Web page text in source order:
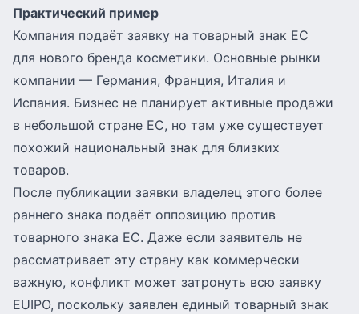
Практический пример
Компания подаёт заявку на товарный знак ЕС
для нового бренда косметики. Основные рынки
компании — Германия, Франция, Италия и
Испания. Бизнес не планирует активные продажи
в небольшой стране ЕС, но там уже существует
похожий национальный знак для близких
товаров.
После публикации заявки владелец этого более
раннего знака подаёт оппозицию против
товарного знака ЕС. Даже если заявитель не
рассматривает эту страну как коммерчески
важную, конфликт может затронуть всю заявку
EUIPO, поскольку заявлен единый товарный знак